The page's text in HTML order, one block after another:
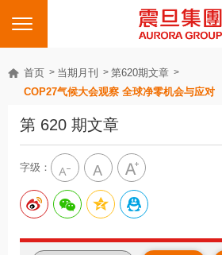
首页 当期月刊
第620期文章
COP27气候大会观察 全球净零机会与应对
第 620 期文章
字级：